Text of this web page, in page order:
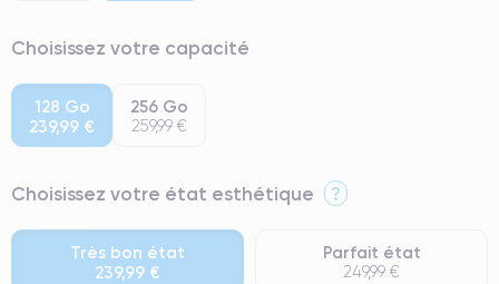
Choisissez votre capacité
128 Go
239,99 €
256 Go
259,99 €
Choisissez votre état esthétique ?
Très bon état
239,99 €
Parfait état
249,99 €